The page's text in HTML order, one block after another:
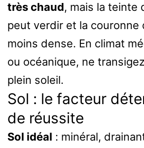
très chaud, mais la teinte
peut verdir et la couronne
moins dense. En climat
ou océanique, ne
plein soleil.
Sol : le facteur
de réussite
Sol idéal : minéral,